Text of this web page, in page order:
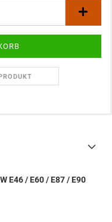
E46 / E60 / E87 / E90